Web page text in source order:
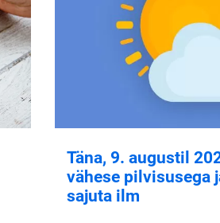
Täna, 9. augustil
vähese pilvisusega
sajuta ilm